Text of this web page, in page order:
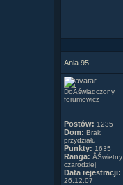
Ania 95
DoÂświadczony
forumowicz
Postów: 1235
Dom: Brak
przydziału
Punkty: 1635
Ranga: ÂŚwietny
czarodziej
Data rejestracji:
26.12.07